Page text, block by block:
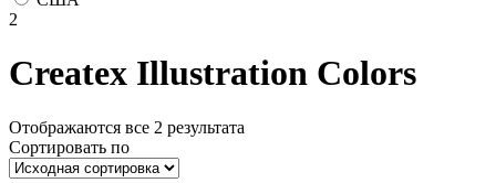
2
Createx Illustration Colors
Отображаются все 2 результата
Сортировать по